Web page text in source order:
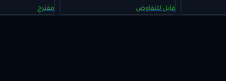
قابل للتفاوض مقترح